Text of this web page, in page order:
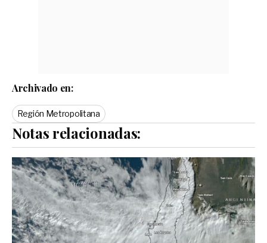
Archivado en:
Región Metropolitana
Notas relacionadas: